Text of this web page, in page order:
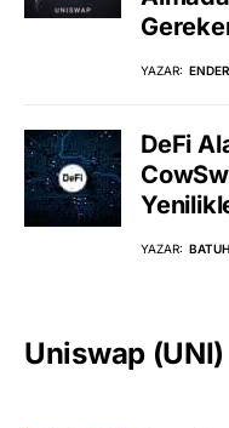
YAZAR:
DeFi
YAZAR:
Uniswap